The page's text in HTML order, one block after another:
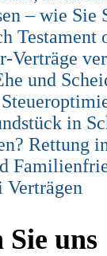
– wie Sie
Verträge
und
in
Rettung
Verträgen
uns